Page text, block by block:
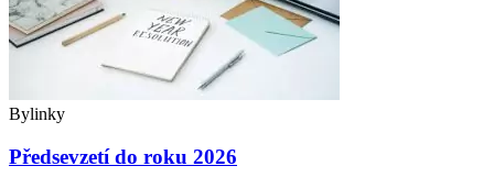
Bylinky
Předsevzetí do roku 2026